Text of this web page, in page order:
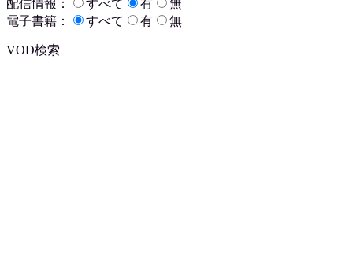
配信情報：
すべて 有
無
電子書籍：
すべて 有 無
VOD検索